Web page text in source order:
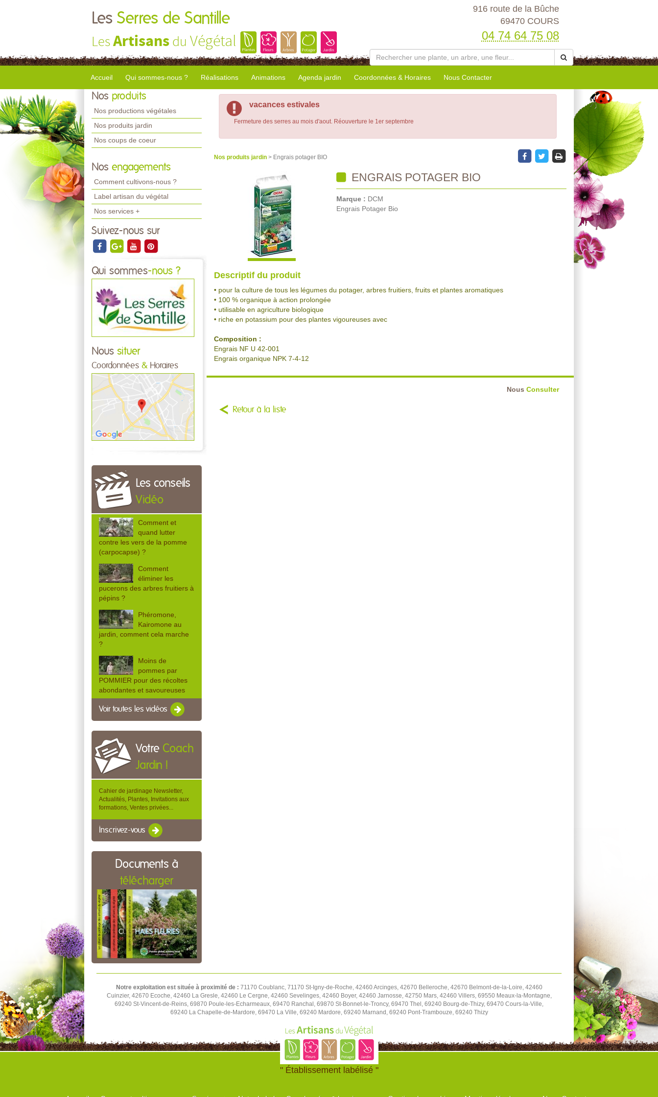
Les Serres de Santille
LesArtisans du Végétal
916 route de la Bûche
69470 COURS
04 74 64 75 08
Accueil Qui sommes-nous ? Réalisations Animations Agenda jardin Coordonnées & Horaires Nous Contacter
Nos produits
Nos productions végétales
Nos produits jardin
Nos coups de coeur
Nos engagements
Comment cultivons-nous ?
Label artisan du végétal
Nos services +
Suivez-nous sur
Qui sommes-nous ?
Nous situer
Coordonnées & Horaires
Les conseils
Vidéo
Comment et
quand lutter
contre les vers de la pomme
(carpocapse) ?
Comment
éliminer les
pucerons des arbres fruitiers à
pépins ?
Phéromone,
Kairomone au
jardin, comment cela marche
?
Moins de
pommes par
POMMIER pour des récoltes
abondantes et savoureuses
Voir toutes les vidéos
Votre Coach
Jardin !
Cahier de jardinage Newsletter,
Actualités, Plantes, Invitations aux
formations, Ventes privées...
Inscrivez-vous
Documents à
télécharger
vacances estivales
Fermeture des serres au mois d'aout. Réouverture le 1er septembre
Nos produits jardin > Engrais potager BIO
ENGRAIS POTAGER BIO
Marque : DCM
Engrais Potager Bio
Descriptif du produit
• pour la culture de tous les légumes du potager, arbres fruitiers, fruits et plantes aromatiques
• 100 % organique à action prolongée
• utilisable en agriculture biologique
• riche en potassium pour des plantes vigoureuses avec
Composition :
Engrais NF U 42-001
Engrais organique NPK 7-4-12
Nous Consulter
Retour à la liste
Notre exploitation est située à proximité de : 71170 Coublanc, 71170 St-Igny-de-Roche, 42460 Arcinges, 42670 Belleroche, 42670 Belmont-de-la-Loire, 42460
Cuinzier, 42670 Ecoche, 42460 La Gresle, 42460 Le Cergne, 42460 Sevelinges, 42460 Boyer, 42460 Jarnosse, 42750 Mars, 42460 Villers, 69550 Meaux-la-Montagne,
69240 St-Vincent-de-Reins, 69870 Poule-les-Echarmeaux, 69470 Ranchal, 69870 St-Bonnet-le-Troncy, 69470 Thel, 69240 Bourg-de-Thizy, 69470 Cours-la-Ville,
69240 La Chapelle-de-Mardore, 69470 La Ville, 69240 Mardore, 69240 Marnand, 69240 Pont-Trambouze, 69240 Thizy
" Établissement labélisé "